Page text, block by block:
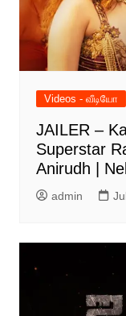
Videos - வீடியோ
JAILER –
Superstar
Anirudh |
admin